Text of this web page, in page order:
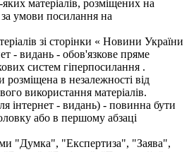
матеріалів, розміщених на
за умови посилання на
зі сторінки « Новини України
- видань - обов'язкове пряме
систем гіперпосилання .
в незалежності від
використання матеріалів.
інтернет - видань) - повинна бути
або в першому абзаці
"Думка", "Експертиза", "Заява",